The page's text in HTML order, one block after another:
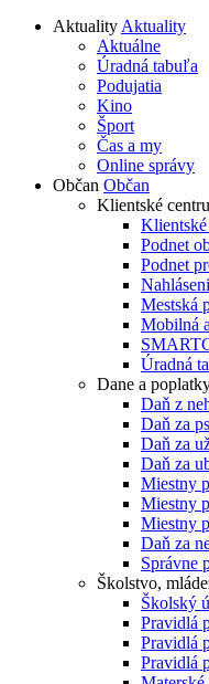
AktualityAktuality
Aktuálne
Úradná tabuľa
Podujatia
Kino
Šport
Čas a my
Online správy
Občan Občan
Klientské
Podnet
Podnet
Mestská
Mobilná
Úradná
Dane a
Daň z
Daň za
Daň za
Daň za
Miestny
Miestny
Miestny
Daň za
Správne
Školstvo,
Školský
Pravidlá
Pravidlá
Pravidlá